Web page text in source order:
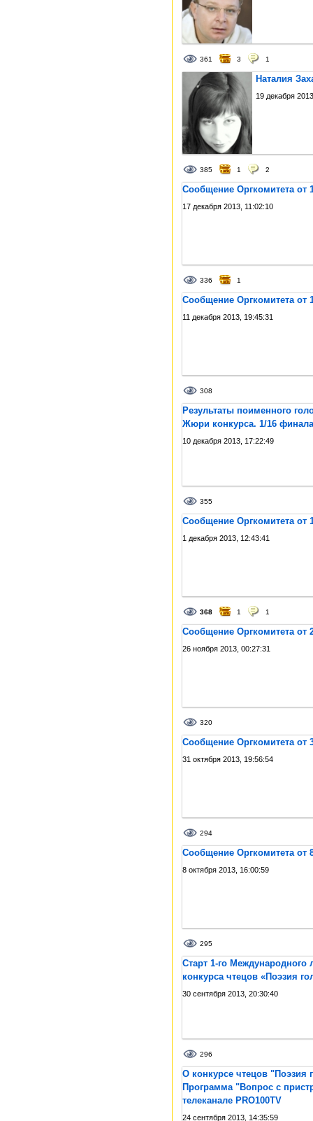
361 3 1
Наталия
19 декабря
385 1 2
Сообщение Оргкомитета от
17 декабря 2013, 11:02:10
336 1
Сообщение Оргкомитета от
11 декабря 2013, 19:45:31
308
Результаты поименного
Жюри конкурса. 1/16 финала
10 декабря 2013, 17:22:49
355
Сообщение Оргкомитета от
1 декабря 2013, 12:43:41
368 1 1
Сообщение Оргкомитета от
26 ноября 2013, 00:27:31
320
Сообщение Оргкомитета от
31 октября 2013, 19:56:54
294
Сообщение Оргкомитета от
8 октября 2013, 16:00:59
295
Старт 1-го Международного
конкурса чтецов «Поэзия
30 сентября 2013, 20:30:40
296
О конкурсе чтецов "Поэзия
Программа "Вопрос с
телеканале PRO100TV
24 сентября 2013, 14:35:59